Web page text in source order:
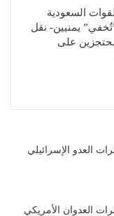
السعودیة
یمنیین- نقل
على
العدو الإسرائيلي
العدوان الأمريكي